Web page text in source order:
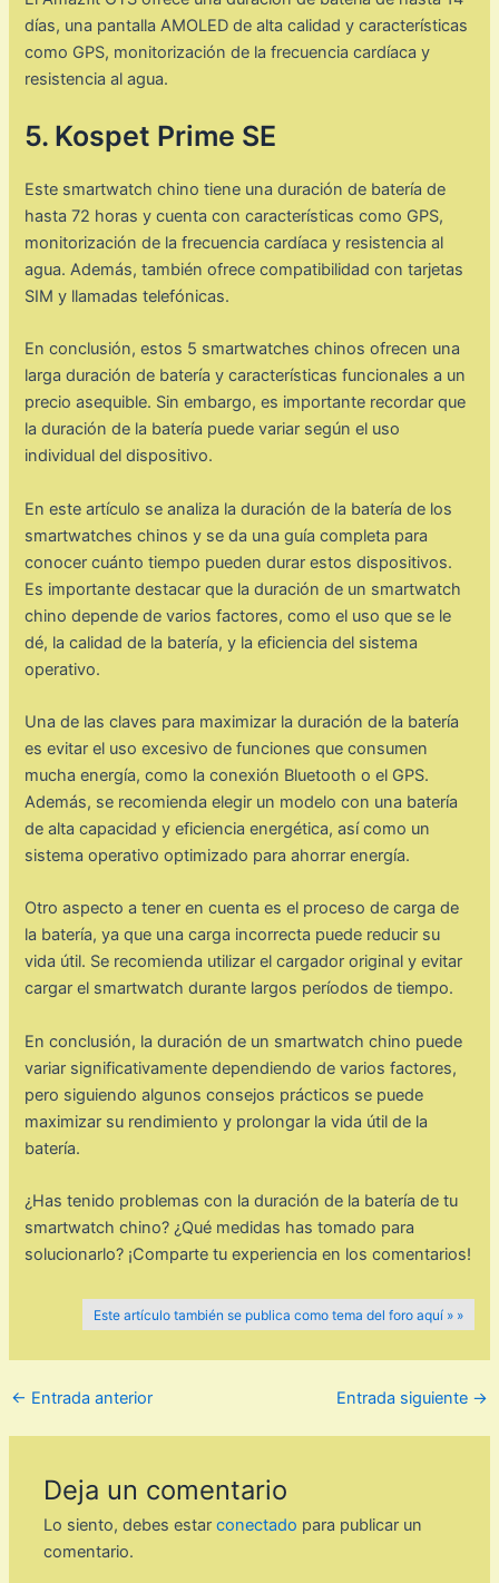
días, una pantalla AMOLED de alta calidad y características
como GPS, monitorización de la frecuencia cardíaca y
resistencia al agua.
5. Kospet Prime SE
Este smartwatch chino tiene una duración de batería de
hasta 72 horas y cuenta con características como GPS,
monitorización de la frecuencia cardíaca y resistencia al
agua. Además, también ofrece compatibilidad con tarjetas
SIM y llamadas telefónicas.
En conclusión, estos 5 smartwatches chinos ofrecen una
larga duración de batería y características funcionales a un
precio asequible. Sin embargo, es importante recordar que
la duración de la batería puede variar según el uso
individual del dispositivo.
En este artículo se analiza la duración de la batería de los
smartwatches chinos y se da una guía completa para
conocer cuánto tiempo pueden durar estos dispositivos.
Es importante destacar que la duración de un smartwatch
chino depende de varios factores, como el uso que se le
dé, la calidad de la batería, y la eficiencia del sistema
operativo.
Una de las claves para maximizar la duración de la batería
es evitar el uso excesivo de funciones que consumen
mucha energía, como la conexión Bluetooth o el GPS.
Además, se recomienda elegir un modelo con una batería
de alta capacidad y eficiencia energética, así como un
sistema operativo optimizado para ahorrar energía.
Otro aspecto a tener en cuenta es el proceso de carga de
la batería, ya que una carga incorrecta puede reducir su
vida útil. Se recomienda utilizar el cargador original y evitar
cargar el smartwatch durante largos períodos de tiempo.
En conclusión, la duración de un smartwatch chino puede
variar significativamente dependiendo de varios factores,
pero siguiendo algunos consejos prácticos se puede
maximizar su rendimiento y prolongar la vida útil de la
batería.
¿Has tenido problemas con la duración de la batería de tu
smartwatch chino? ¿Qué medidas has tomado para
solucionarlo? ¡Comparte tu experiencia en los comentarios!
Este artículo también se publica como tema del foro aquí » »
← Entrada anterior Entrada siguiente →
Deja un comentario
Lo siento, debes estarconectado para publicar un
comentario.